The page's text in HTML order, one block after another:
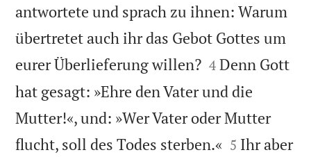
antwortete und sprach zu ihnen: Warum
übertretet auch ihr das Gebot Gottes um
eurer Überlieferung willen?
4 Denn Gott
hat gesagt: »Ehre den Vater und die
Mutter!«, und: »Wer Vater oder Mutter
flucht, soll des Todes sterben.« 

5 Ihr aber